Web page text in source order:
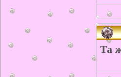
Та